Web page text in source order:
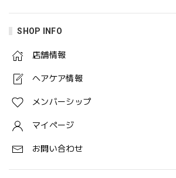
SHOP INFO
店舗情報
ヘアケア情報
メンバーシップ
マイページ
お問い合わせ